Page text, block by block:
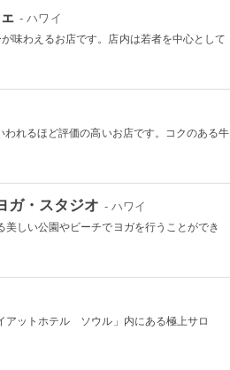
- ハワイ
味わえるお店です。店内は若者を中心として
れるほど評価の高いお店です。コクのある牛
ガ・スタジオ - ハワイ
しい公園やビーチでヨガを行うことができ
アットホテル ソウル」内にある極上サロ